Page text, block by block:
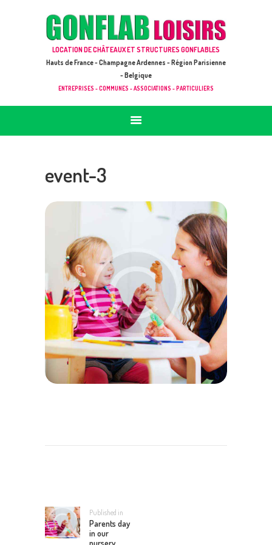
LOCATION DE CHÂTEAUX ET STRUCTURES GONFLABLES
Hauts de France - Champagne Ardennes - Région Parisienne
- Belgique
ENTREPRISES - COMMUNES - ASSOCIATIONS - PARTICULIERS
GONFLAB LOISIRS
ACCUEIL
JEUX À LOUER & PRESTATIONS
CATALOGUE / TARIF
DEMANDE DE DEVIS (SOUS 24H)
event-3
L’ARTICLE
Published in
post:
Parents day
in our
nursery